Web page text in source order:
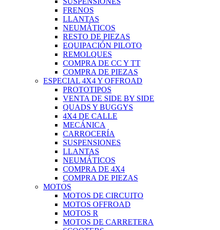
FRENOS
LLANTAS
NEUMÁTICOS
RESTO DE PIEZAS
EQUIPACIÓN PILOTO
REMOLQUES
COMPRA DE CC Y TT
COMPRA DE PIEZAS
ESPECIAL 4X4 Y OFFROAD
PROTOTIPOS
VENTA DE SIDE BY SIDE
QUADS Y BUGGYS
4X4 DE CALLE
MECÁNICA
CARROCERÍA
SUSPENSIONES
LLANTAS
NEUMÁTICOS
COMPRA DE 4X4
COMPRA DE PIEZAS
MOTOS
MOTOS DE CIRCUITO
MOTOS OFFROAD
MOTOS R
MOTOS DE CARRETERA